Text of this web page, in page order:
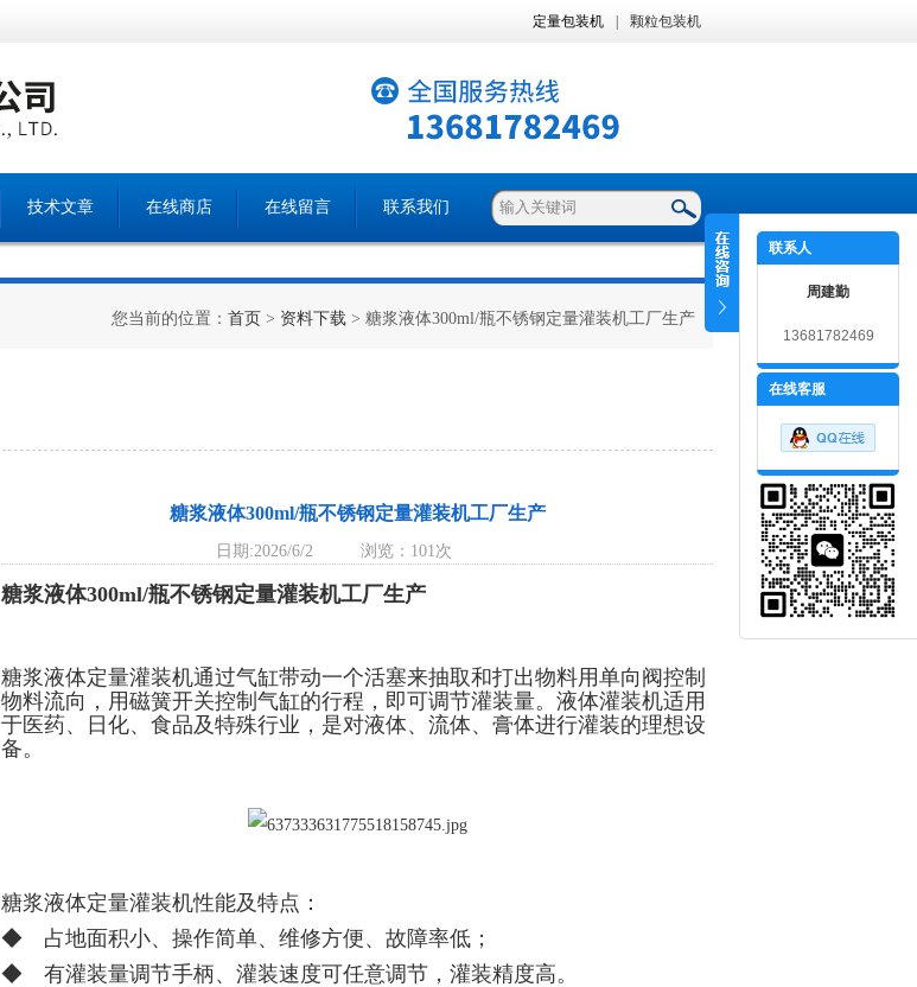
定量包装机 颗粒包装机
技术文章 在线商店 在线留言 联系我们
您当前的位置： 首页 > 资料下载 > 糖浆液体300ml/瓶不锈钢定量灌装机工厂生产
糖浆液体300ml/瓶不锈钢定量灌装机工厂生产
日期:2026/6/2 浏览：101次
糖浆液体300ml/瓶不锈钢定量灌装机工厂生产
糖浆液体定量灌装机通过气缸带动一个活塞来抽取和打出物料用单向阀控制
物料流向，用磁簧开关控制气缸的行程，即可调节灌装量。液体灌装机适用
于医药、日化、食品及特殊行业，是对液体、流体、膏体进行灌装的理想设
备。
糖浆液体定量灌装机性能及特点：
◆ 占地面积小、操作简单、维修方便、故障率低；
◆ 有灌装量调节手柄、灌装速度可任意调节，灌装精度高。
联系人
周建勤
13681782469
在线客服